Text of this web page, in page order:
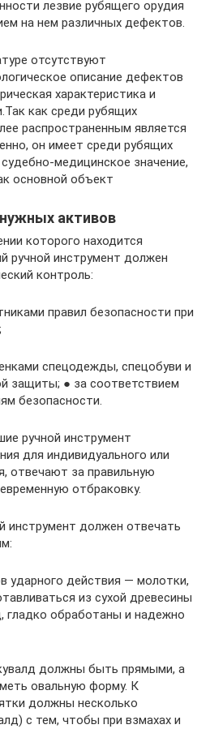
лезвие рубящего орудия
на нем различных дефектов.
отсутствуют
описание дефектов
характеристика и
как среди рубящих
распространенным является
он имеет среди рубящих
медицинское значение,
основной объект
активов
которого находится
ручной инструмент должен
контроль:
правил безопасности при
спецодежды, спецобуви и
защиты; ● за соответствием
безопасности.
ручной инструмент
для индивидуального или
отвечают за правильную
отбраковку.
инструмент должен отвечать
ударного действия — молотки,
из сухой древесины
гладко обработаны и надежно
должны быть прямыми, а
овальную форму. К
должны несколько
с тем, чтобы при взмахах и